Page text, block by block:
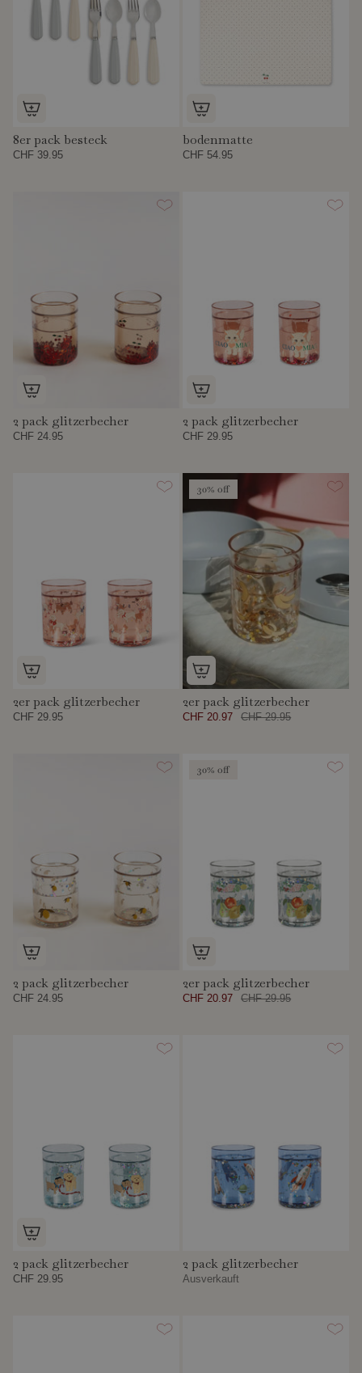
8er pack besteck
CHF 39.95
bodenmatte
CHF 54.95
2 pack glitzerbecher
CHF 24.95
2 pack glitzerbecher
CHF 29.95
2er pack glitzerbecher
CHF 29.95
30% off
2er pack glitzerbecher
CHF 20.97 CHF 29.95
2 pack glitzerbecher
CHF 24.95
30% off
2er pack glitzerbecher
CHF 20.97 CHF 29.95
2 pack glitzerbecher
CHF 29.95
2 pack glitzerbecher
Ausverkauft